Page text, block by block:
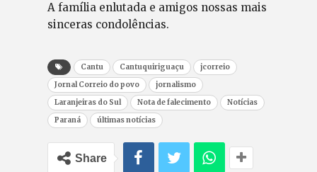
A família enlutada e amigos nossas mais
sinceras condolências.
Cantu Cantuquiriguaçu
jcorreio
Jornal Correio do povo
jornalismo
Laranjeiras do Sul
Nota de falecimento
Notícias
Paraná
últimas notícias
Share